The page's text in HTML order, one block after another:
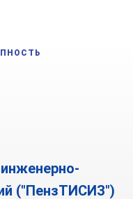
("ПензТИСИЗ")